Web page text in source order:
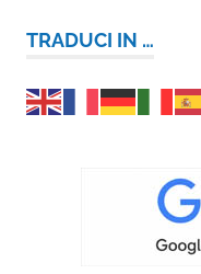
TRADUCI IN …